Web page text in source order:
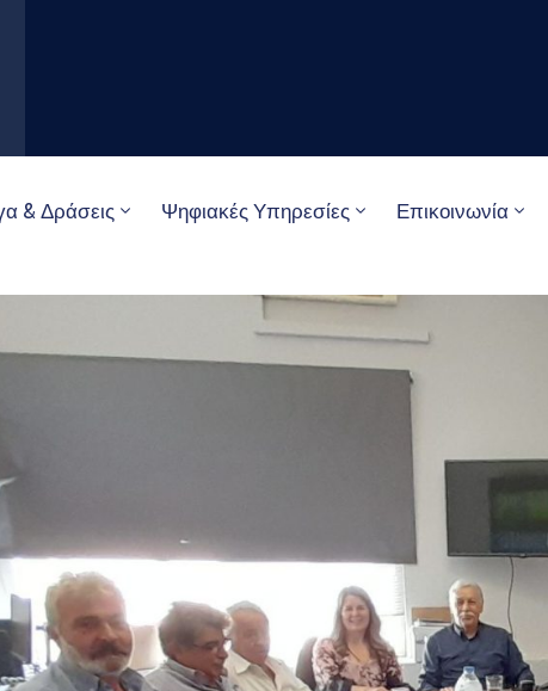
& Δράσεις Ψηφιακές Υπηρεσίες Επικοινωνία